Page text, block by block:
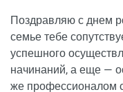
Поздравляю с днем
семье тебе
успешного
начинаний, а еще —
же профессионалом